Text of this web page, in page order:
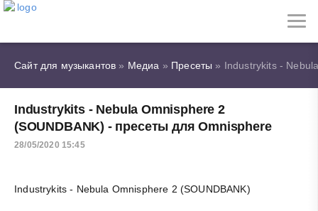
Сайт для музыкантов » Медиа » Пресеты » Industrykits -
Industrykits - Nebula Omnisphere 2
(SOUNDBANK) - пресеты для Omnisphere
28/05/2020 15:45
Industrykits - Nebula Omnisphere 2 (SOUNDBANK)